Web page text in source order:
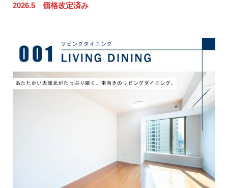
2026.5 価格改定済み